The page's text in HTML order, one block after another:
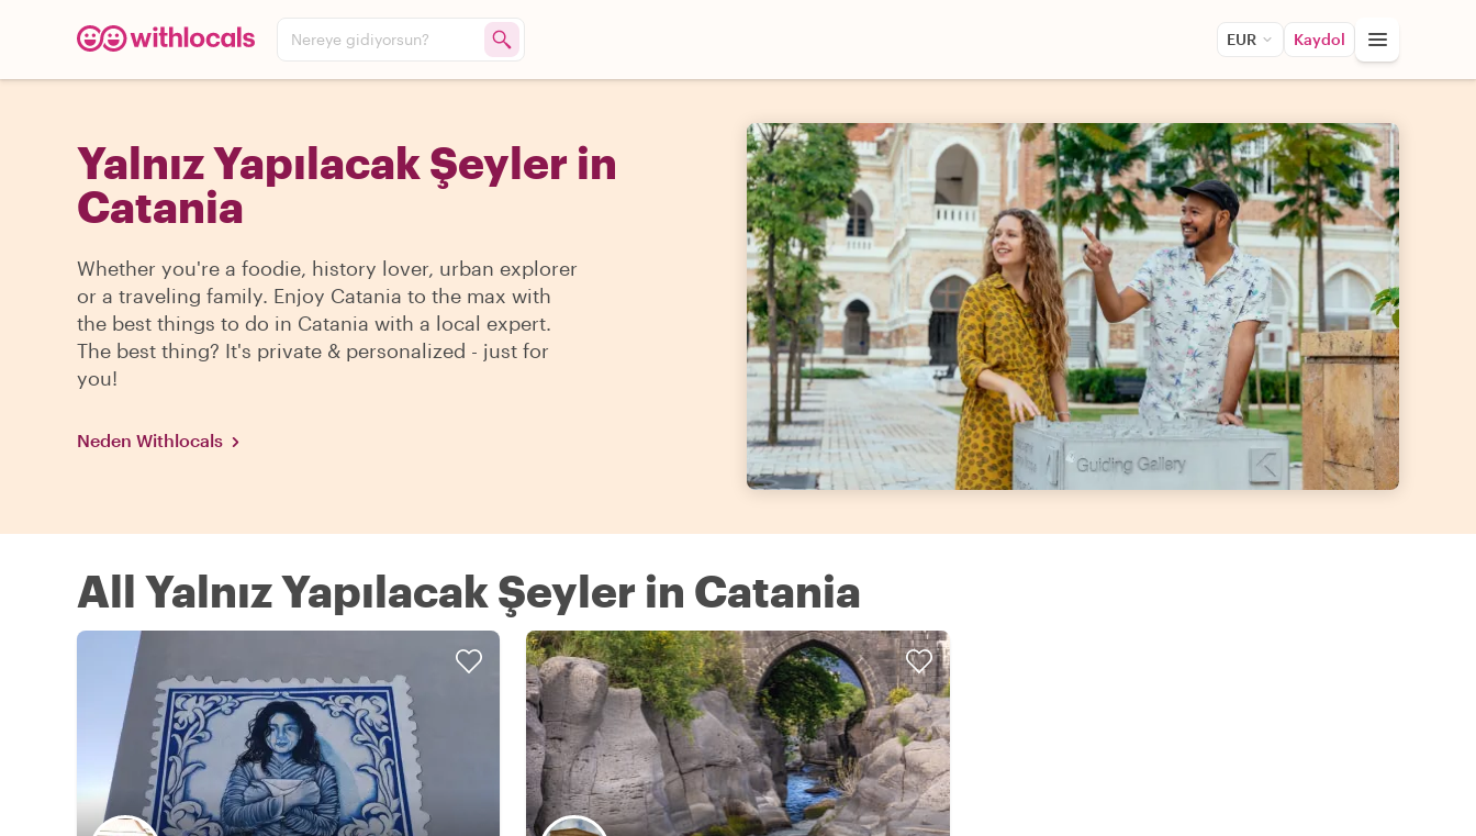
Nereye gidiyorsun? EUR Kaydol
Yalnız Yapılacak Şeyler in
Catania
Whether you're a foodie, history lover, urban explorer
or a traveling family. Enjoy Catania to the max with
the best things to do in Catania with a local expert.
The best thing? It's private & personalized - just for
you!
Neden Withlocals
All Yalnız Yapılacak Şeyler in Catania